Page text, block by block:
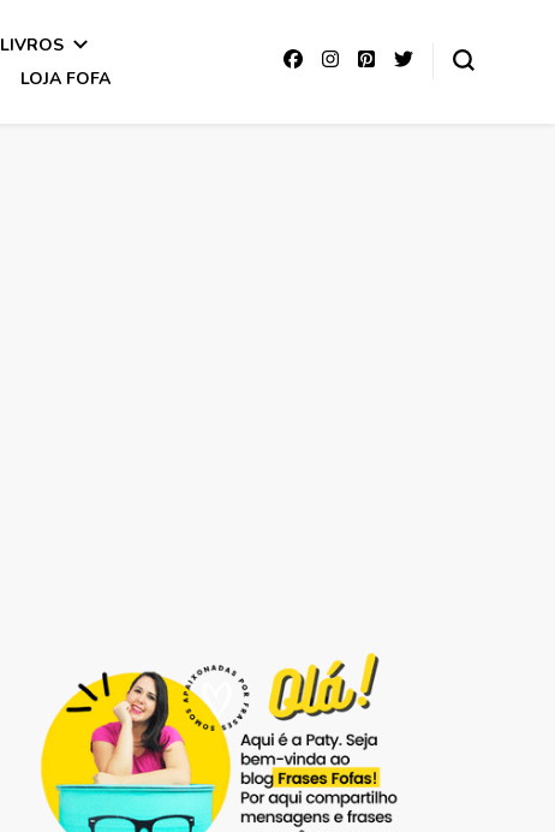
LIVROS
LOJA FOFA